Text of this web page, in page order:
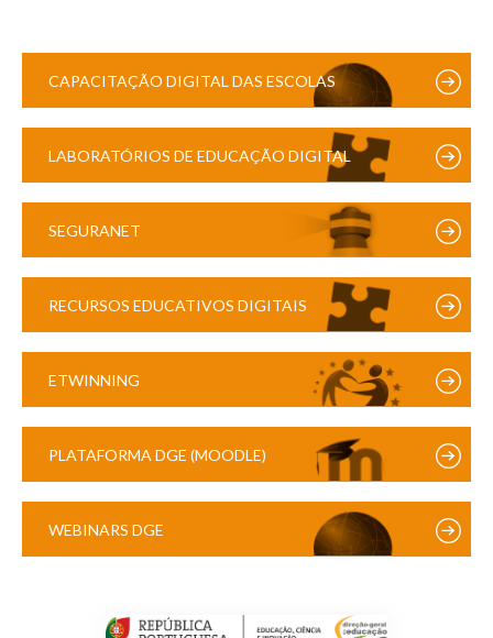
CAPACITAÇÃO DIGITAL DAS ESCOLAS
LABORATÓRIOS DE EDUCAÇÃO DIGITAL
SEGURANET
RECURSOS EDUCATIVOS DIGITAIS
ETWINNING
PLATAFORMA DGE (MOODLE)
WEBINARS DGE